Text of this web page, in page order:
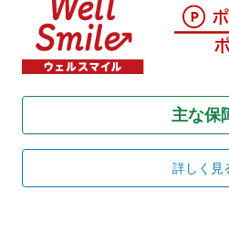
主な保
詳しく見